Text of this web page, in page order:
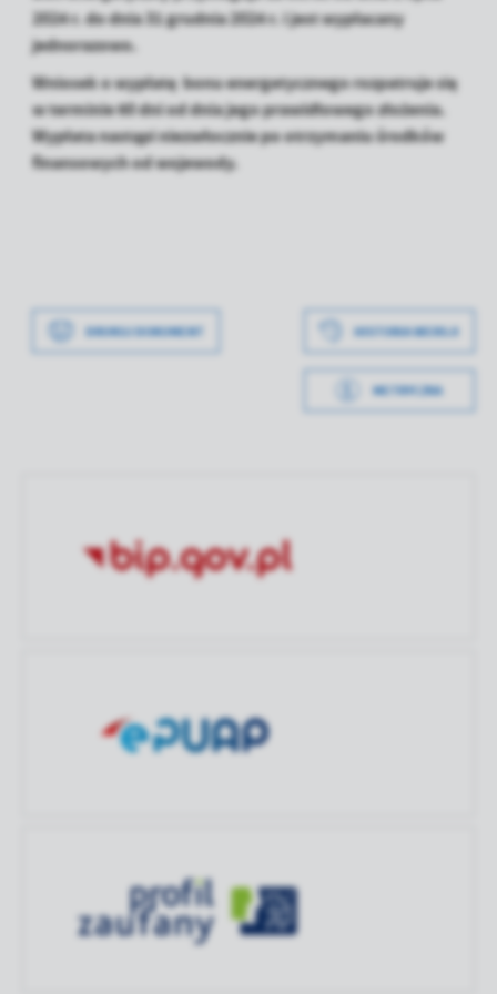
2024 r. do dnia 31 grudnia 2024 r. i jest wypłacany
jednorazowo.
Wniosek o wypłatę bonu energetycznego rozpatruje się
w terminie 60 dni od dnia jego prawidłowego złożenia.
Wypłata nastąpi niezwłocznie po otrzymaniu środków
finansowych od wojewody.
Data wytworzenia 2024-07-12 12:23:29
2024-07-12 12:27:11
Ostatnio
zaktualizował
DRUKUJ DOKUMENT HISTORIA WERSJI
METRYCZKA